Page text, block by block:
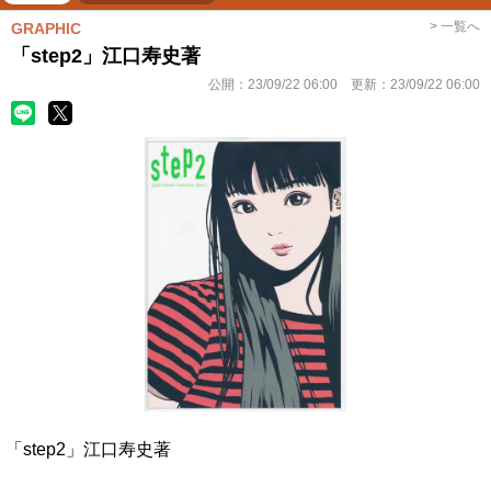
GRAPHIC > 一覧へ
「step2」江口寿史著
公開： 23/09/22 06:00 更新： 23/09/22 06:00
「step2」江口寿史著